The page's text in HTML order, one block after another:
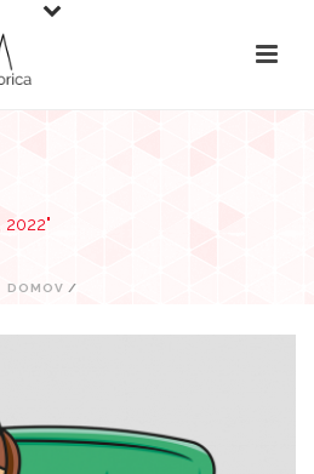
2022"
DOMOV /